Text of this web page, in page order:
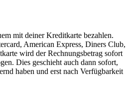
mit deiner Kreditkarte bezahlen.
American Express, Diners Club,
wird der Rechnungsbetrag sofort
Dies geschieht auch dann sofort,
haben und erst nach Verfügbarkeit